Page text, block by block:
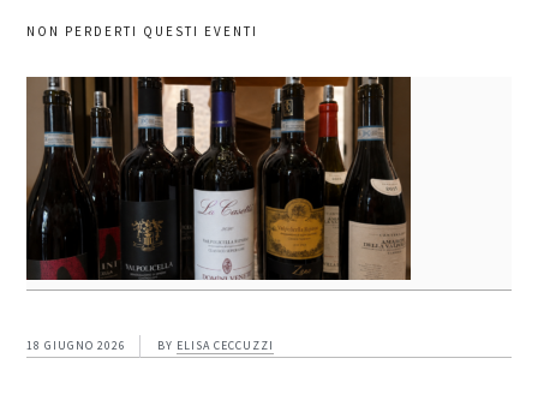
NON PERDERTI QUESTI EVENTI
18 GIUGNO 2026 BY ELISA CECCUZZI